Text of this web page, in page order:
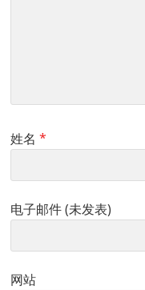
姓名 *
电子邮件 (未发表)
网站